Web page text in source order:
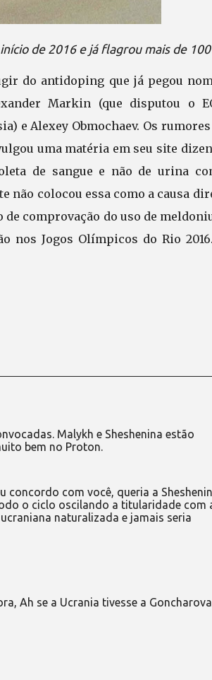
de 2016 e já flagrou mais de 100
do antidoping que já pegou
Markin (que disputou o
e Alexey Obmochaev. Os rumores
uma matéria em seu site
de sangue e não de urina
não colocou essa como a causa
de comprovação do uso de
nos Jogos Olímpicos do Rio
Malykh e Sheshenina estão
bem no Proton.
concordo com você, queria a
o ciclo oscilando a titularidade com
naturalizada e jamais seria
Ah se a Ucrania tivesse a